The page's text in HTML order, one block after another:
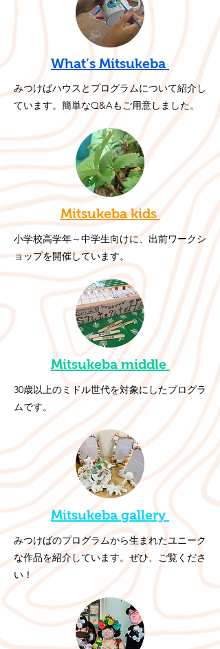
What’s Mitsukeba
みつけばハウスとプログラムについて紹介し
ています。簡単なQ&Aもご用意しました。
Mitsukeba kids
小学校高学年～中学生向けに、出前ワークシ
ョップを開催しています。
Mitsukeba middle
30歳以上のミドル世代を対象にしたプログラ
ムです。
Mitsukeba gallery
​みつけばのプログラムから生まれたユニーク
な作品を紹介しています。ぜひ、ご覧くださ
い！